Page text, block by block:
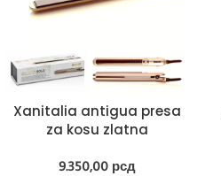
Xanitalia antigua presa
za kosu zlatna
9.350,00 рсд